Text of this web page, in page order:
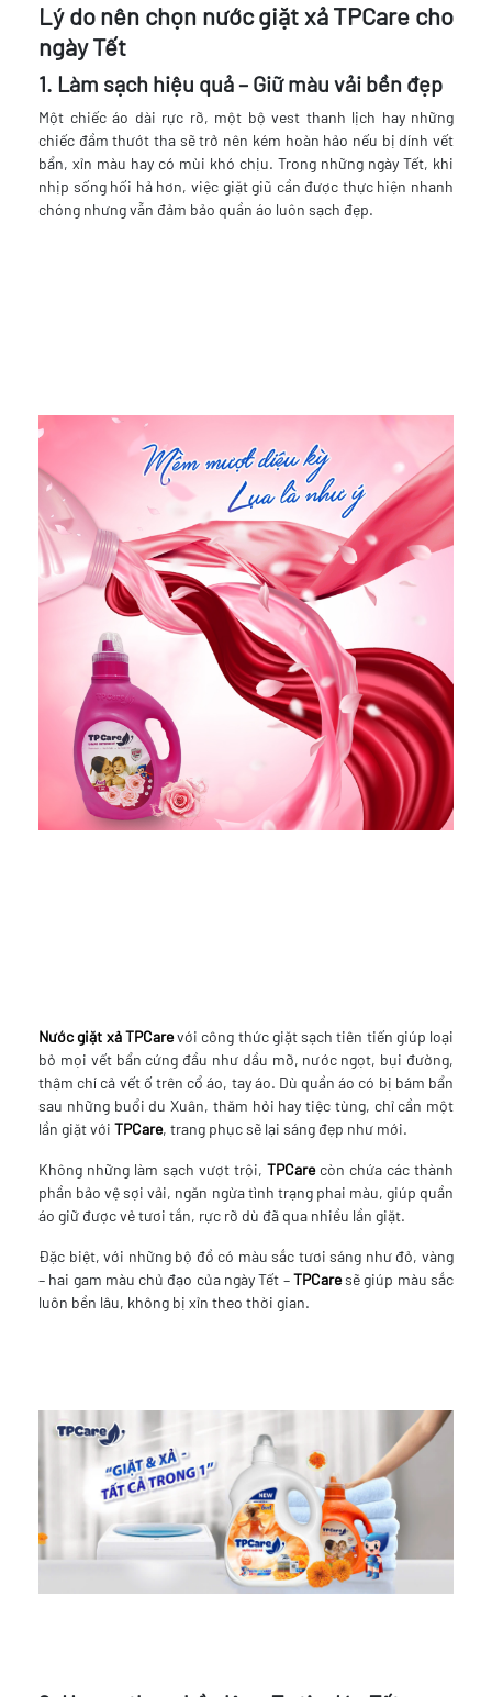
Lý do nên chọn nước giặt xả TPCare cho
ngày Tết
1. Làm sạch hiệu quả – Giữ màu vải bền đẹp
Một chiếc áo dài rực rỡ, một bộ vest thanh lịch hay những
chiếc đầm thướt tha sẽ trở nên kém hoàn hảo nếu bị dính vết
bẩn, xỉn màu hay có mùi khó chịu. Trong những ngày Tết, khi
nhịp sống hối hả hơn, việc giặt giũ cần được thực hiện nhanh
chóng nhưng vẫn đảm bảo quần áo luôn sạch đẹp.
Nước giặt xả TPCarevới công thức giặt sạch tiên tiến giúp loại
bỏ mọi vết bẩn cứng đầu như dầu mỡ, nước ngọt, bụi đường,
thậm chí cả vết ố trên cổ áo, tay áo. Dù quần áo có bị bám bẩn
sau những buổi du Xuân, thăm hỏi hay tiệc tùng, chỉ cần một
lần giặt với TPCare, trang phục sẽ lại sáng đẹp như mới.
Không những làm sạch vượt trội, TPCarecòn chứa các thành
phần bảo vệ sợi vải, ngăn ngừa tình trạng phai màu, giúp quần
áo giữ được vẻ tươi tắn, rực rỡ dù đã qua nhiều lần giặt.
Đặc biệt, với những bộ đồ có màu sắc tươi sáng như đỏ, vàng
– hai gam màu chủ đạo của ngày Tết –TPCaresẽ giúp màu sắc
luôn bền lâu, không bị xỉn theo thời gian.